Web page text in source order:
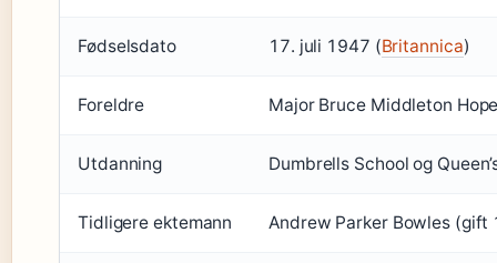
Fødselsdato 17. juli 1947 (Britannica)
Foreldre Major Bruce Middleton
Utdanning Dumbrells School og
Tidligere ektemann Andrew Parker Bowles